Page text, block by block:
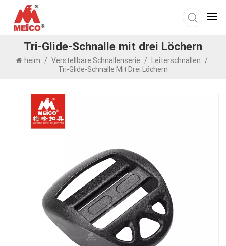
Tri-Glide-Schnalle mit drei Löchern
heim / Verstellbare Schnallenserie / Leiterschnallen
/
Tri-Glide-Schnalle Mit Drei Löchern